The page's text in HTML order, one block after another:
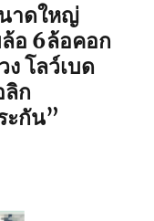
าดใหญ่
ล้อ 6ล้อคอก
ง โลว์เบด
ก
ะกัน”